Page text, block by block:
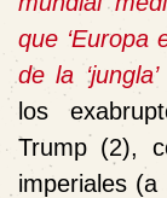
que ‘Europa
de la
los
Trump (2),
imperiales (a